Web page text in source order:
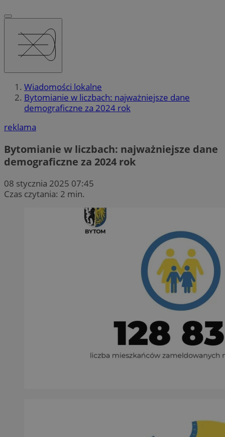
Wiadomości lokalne
Bytomianie w liczbach: najważniejsze dane
demograficzne za 2024 rok
reklama
Bytomianie w liczbach: najważniejsze dane
demograficzne za 2024 rok
08 stycznia 2025 07:45
Czas czytania: 2 min.